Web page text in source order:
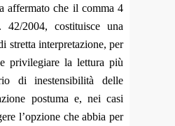
affermato che il comma 4
42/2004, costituisce una
stretta interpretazione, per
privilegiare la lettura più
di inestensibilità delle
postuma e, nei casi
l’opzione che abbia per